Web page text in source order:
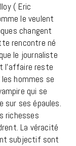
( Eric
le veulent
changent
rencontre né
le journaliste
l’affaire reste
hommes se
qui se
sur ses épaules.
richesses
La véracité
subjectif sont